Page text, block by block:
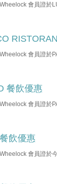
會員證於
會員證於
餐飲優惠
會員證於
飲優惠
會員證於